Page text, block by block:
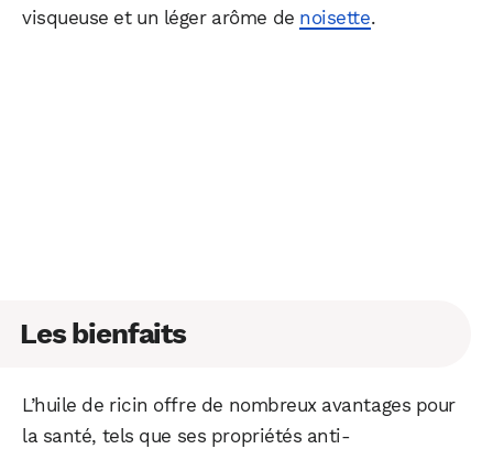
visqueuse et un léger arôme de noisette.
Les bienfaits
L’huile de ricin offre de nombreux avantages pour
la santé, tels que ses propriétés anti-